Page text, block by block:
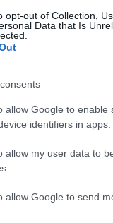
opt-out of Collection,
Data that Is
allow Google to
identifiers in apps.
allow my user data to
allow Google to send
részt. Lehet
egészen
a kérdés,
a
A
is
hogy nem is
van